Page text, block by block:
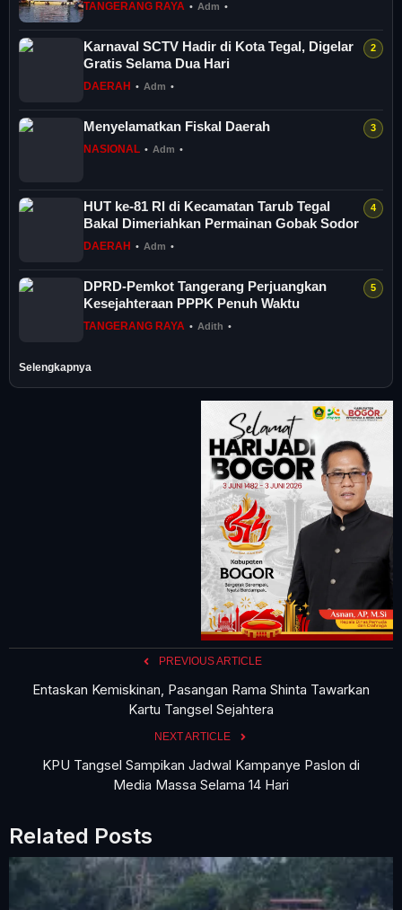
TANGERANG RAYA • Adm •
Karnaval SCTV Hadir di Kota Tegal, Digelar
Gratis Selama Dua Hari
DAERAH • Adm •
Menyelamatkan Fiskal Daerah
NASIONAL • Adm •
HUT ke-81 RI di Kecamatan Tarub Tegal
Bakal Dimeriahkan Permainan Gobak Sodor
DAERAH • Adm •
DPRD-Pemkot Tangerang Perjuangkan
Kesejahteraan PPPK Penuh Waktu
TANGERANG RAYA • Adith •
Selengkapnya
PREVIOUS ARTICLE
Entaskan Kemiskinan, Pasangan Rama Shinta Tawarkan
Kartu Tangsel Sejahtera
NEXT ARTICLE
KPU Tangsel Sampikan Jadwal Kampanye Paslon di
Media Massa Selama 14 Hari
Related Posts